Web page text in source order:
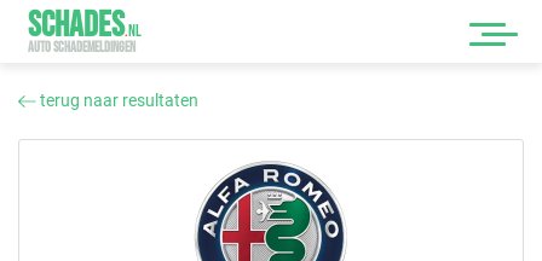
SCHADES.NL
AUTO SCHADEMELDINGEN
terug naar resultaten